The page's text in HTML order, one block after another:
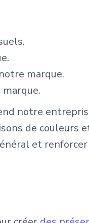
marque.
notre
de couleurs
et